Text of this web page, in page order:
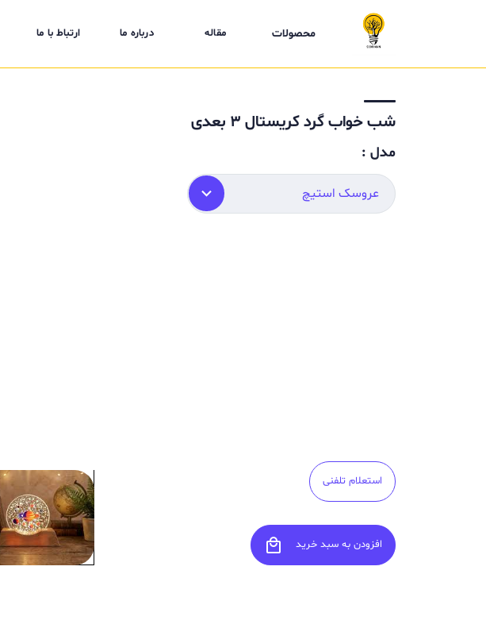
محصولات مقاله درباره ما ارتباط با ما
شب خواب گرد کریستال 3 بعدی
مدل :
استعلام تلفنی
افزودن به سبد خرید local_mall